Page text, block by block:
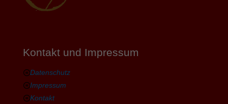
Kontakt und Impressum
Datenschutz
Impressum
Kontakt